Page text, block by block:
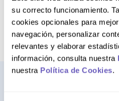
su correcto funcionamiento.
cookies opcionales para
navegación, personalizar
relevantes y elaborar
información, consulta nuestra
nuestra Política de Cookies.
Intenta buscar
término